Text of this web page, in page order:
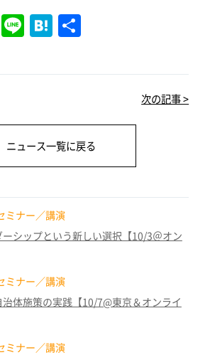
n
n
Li
n
e
H
at
e
a
共
次の記事 >
ニュース一覧に戻る
ミナー／講演
シップという新しい選択【10/3＠オン
ミナー／講演
体施策の実践【10/7@東京＆オンライ
ミナー／講演